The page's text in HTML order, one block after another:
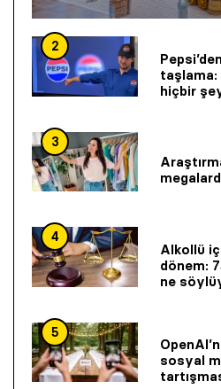
2
taşlama:
hiçbir
3
4
Alkollü
dönem:
ne
5
sosyal